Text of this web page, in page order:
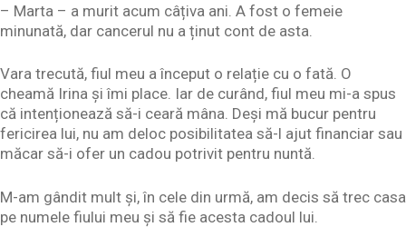
– Marta – a murit acum câțiva ani. A fost o femeie
minunată, dar cancerul nu a ținut cont de asta.
Vara trecută, fiul meu a început o relație cu o fată. O
cheamă Irina și îmi place. Iar de curând, fiul meu mi-a spus
că intenționează să-i ceară mâna. Deși mă bucur pentru
fericirea lui, nu am deloc posibilitatea să-l ajut financiar sau
măcar să-i ofer un cadou potrivit pentru nuntă.
M-am gândit mult și, în cele din urmă, am decis să trec casa
pe numele fiului meu și să fie acesta cadoul lui.